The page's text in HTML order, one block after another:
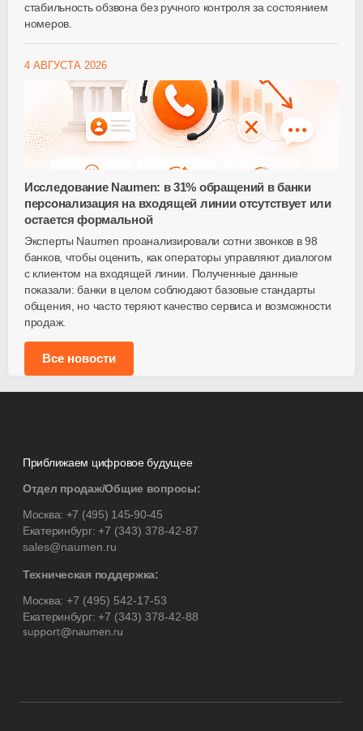
стабильность обзвона без ручного контроля за состоянием
номеров.
4 АВГУСТА 2026
Исследование Naumen: в 31% обращений в банки
персонализация на входящей линии отсутствует или
остается формальной
Эксперты Naumen проанализировали сотни звонков в 98
банков, чтобы оценить, как операторы управляют диалогом
с клиентом на входящей линии. Полученные данные
показали: банки в целом соблюдают базовые стандарты
общения, но часто теряют качество сервиса и возможности
продаж.
Все новости
Приближаем цифровое будущее
Отдел продаж/Общие вопросы:
Москва: +7 (495) 145-90-45
Екатеринбург:+7 (343) 378-42-87
sales@naumen.ru
Техническая поддержка:
Москва: +7 (495) 542-17-53
Екатеринбург:+7 (343) 378-42-88